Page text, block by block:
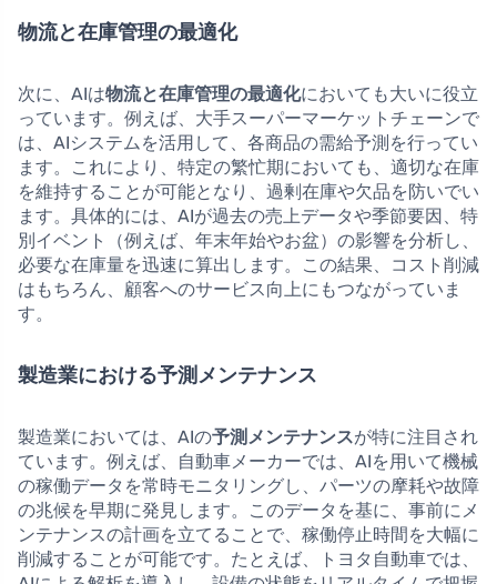
物流と在庫管理の最適化
次に、AIは物流と在庫管理の最適化においても大いに役立
っています。例えば、大手スーパーマーケットチェーンで
は、AIシステムを活用して、各商品の需給予測を行ってい
ます。これにより、特定の繁忙期においても、適切な在庫
を維持することが可能となり、過剰在庫や欠品を防いでい
ます。具体的には、AIが過去の売上データや季節要因、特
別イベント（例えば、年末年始やお盆）の影響を分析し、
必要な在庫量を迅速に算出します。この結果、コスト削減
はもちろん、顧客へのサービス向上にもつながっていま
す。
製造業における予測メンテナンス
製造業においては、AIの予測メンテナンスが特に注目され
ています。例えば、自動車メーカーでは、AIを用いて機械
の稼働データを常時モニタリングし、パーツの摩耗や故障
の兆候を早期に発見します。このデータを基に、事前にメ
ンテナンスの計画を立てることで、稼働停止時間を大幅に
削減することが可能です。たとえば、トヨタ自動車では、